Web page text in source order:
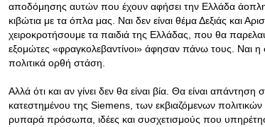
αποδόμησης αυτών που έχουν αφήσει την Ελλάδα
κιβώτια με τα όπλα μας. Ναι δεν είναι θέμα Δεξιάς και
χειροκροτήσουμε τα παιδιά της Ελλάδας, που θα
εξομώτες «φραγκολεβαντίνοι» άφησαν πάνω τους. Ναι η
πολιτικά ορθή στάση.
Αλλά ότι και αν γίνει δεν θα είναι βία. Θα είναι
κατεστημένου της Siemens, των εκβιαζόμενων
ρυπαρά πρόσωπα, ιδέες και συσχετισμούς που